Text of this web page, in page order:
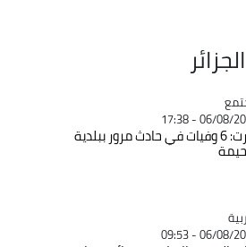
06/08/2026
تيارت: 6 وفيات في حادث مرور ببلدية
06/08/2026